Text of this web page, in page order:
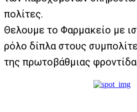
πολίτες.
Θελουμε το Φαρμακείο με
ρόλο δίπλα στους
της πρωτοβάθμιας